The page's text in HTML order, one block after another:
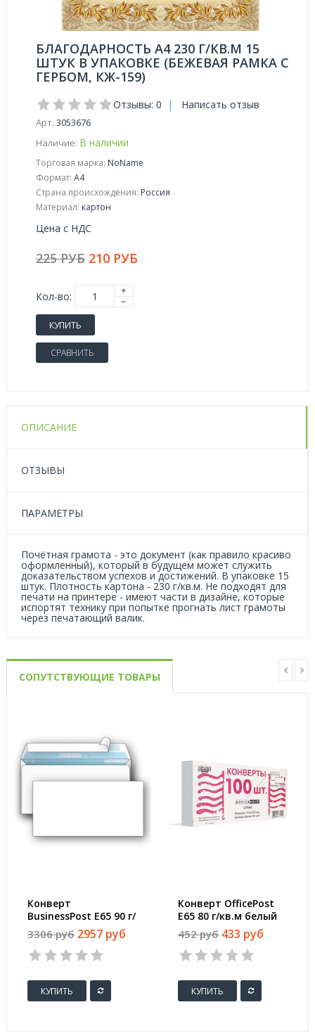
БЛАГОДАРНОСТЬ А4 230 Г/КВ.М 15
ШТУК В УПАКОВКЕ (БЕЖЕВАЯ РАМКА С
ГЕРБОМ, КЖ-159)
Отзывы: 0 | Написать отзыв
Арт. 3053676
Наличие: В наличии
Торговая марка: NoName
Формат: A4
Страна происхождения: Россия
Материал: картон
Цена с НДС
225 РУБ 210 РУБ
Кол-во:
КУПИТЬ
СРАВНИТЬ
ОПИСАНИЕ
ОТЗЫВЫ
ПАРАМЕТРЫ
Почётная грамота - это документ (как правило красиво
оформленный), который в будущем может служить
доказательством успехов и достижений. В упаковке 15
штук. Плотность картона - 230 г/кв.м. Не подходят для
печати на принтере - имеют части в дизайне, которые
испортят технику при попытке прогнать лист грамоты
через печатающий валик.
СОПУТСТВУЮЩИЕ ТОВАРЫ
Конверт
BusinessPost E65 90 г/
кв.м белый стрип с
внутренней
запечаткой (1000
3306 руб 2957 руб
КУПИТЬ
Конверт OfficePost
E65 80 г/кв.м белый
стрип с внутренней
запечаткой (100
штук в упаковке)
452 руб 433 руб
КУПИТЬ